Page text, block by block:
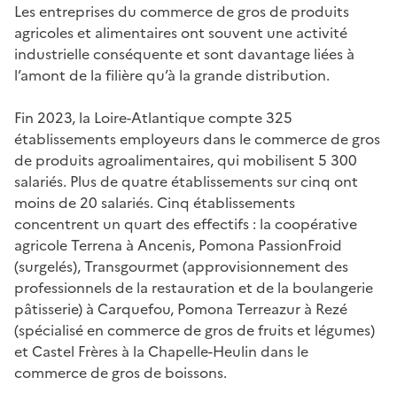
Les entreprises du commerce de gros de produits
agricoles et alimentaires ont souvent une activité
industrielle conséquente et sont davantage liées à
l’amont de la filière qu’à la grande distribution.
Fin 2023, la Loire-Atlantique compte 325
établissements employeurs dans le commerce de gros
de produits agroalimentaires, qui mobilisent 5 300
salariés. Plus de quatre établissements sur cinq ont
moins de 20 salariés. Cinq établissements
concentrent un quart des effectifs : la coopérative
agricole Terrena à Ancenis, Pomona PassionFroid
(surgelés), Transgourmet (approvisionnement des
professionnels de la restauration et de la boulangerie
pâtisserie) à Carquefou, Pomona Terreazur à Rezé
(spécialisé en commerce de gros de fruits et légumes)
et Castel Frères à la Chapelle-Heulin dans le
commerce de gros de boissons.